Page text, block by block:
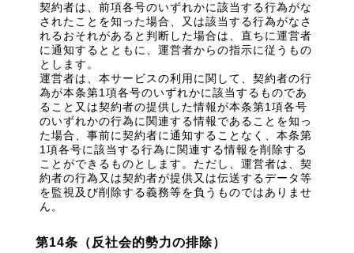
契約者は、前項各号のいずれかに該当する行為がな
されたことを知った場合、又は該当する行為がなさ
れるおそれがあると判断した場合は、直ちに運営者
に通知するとともに、運営者からの指示に従うもの
とします。
運営者は、本サービスの利用に関して、契約者の行
為が本条第1項各号のいずれかに該当するものであ
ること又は契約者の提供した情報が本条第1項各号
のいずれかの行為に関連する情報であることを知っ
た場合、事前に契約者に通知することなく、本条第
1項各号に該当する行為に関連する情報を削除する
ことができるものとします。ただし、運営者は、契
約者の行為又は契約者が提供又は伝送するデータ等
を監視及び削除する義務等を負うものではありませ
ん。
第14条（反社会的勢力の排除）